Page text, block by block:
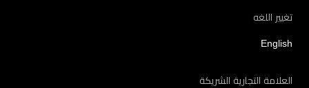
تغيير اللغه
English
العلامة التجارية الشريكة